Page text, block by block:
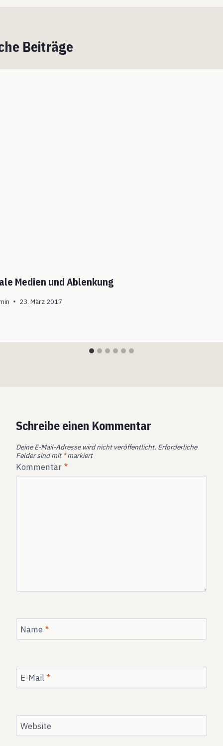
Beiträge
Medien und Ablenkung
23. März 2017
Schreibe einen Kommentar
Deine E-Mail-Adresse wird nicht veröffentlicht. Erforderliche
Felder sind mit *markiert
Kommentar *
Name *
E-Mail *
Website